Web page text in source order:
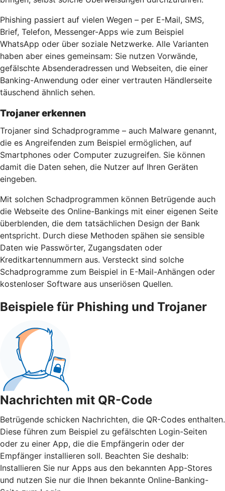
Phishing passiert auf vielen Wegen – per E-Mail, SMS,
Brief, Telefon, Messenger-Apps wie zum Beispiel
WhatsApp oder über soziale Netzwerke. Alle Varianten
haben aber eines gemeinsam: Sie nutzen Vorwände,
gefälschte Absenderadressen und Webseiten, die einer
Banking-Anwendung oder einer vertrauten Händlerseite
täuschend ähnlich sehen.
Trojaner erkennen
Trojaner sind Schadprogramme – auch Malware genannt,
die es Angreifenden zum Beispiel ermöglichen, auf
Smartphones oder Computer zuzugreifen. Sie können
damit die Daten sehen, die Nutzer auf Ihren Geräten
eingeben.
Mit solchen Schadprogrammen können Betrügende auch
die Webseite des Online-Bankings mit einer eigenen Seite
überblenden, die dem tatsächlichen Design der Bank
entspricht. Durch diese Methoden spähen sie sensible
Daten wie Passwörter, Zugangsdaten oder
Kreditkartennummern aus. Versteckt sind solche
Schadprogramme zum Beispiel in E-Mail-Anhängen oder
kostenloser Software aus unseriösen Quellen.
Beispiele für Phishing und Trojaner
Nachrichten mit QR-Code
Betrügende schicken Nachrichten, die QR-Codes enthalten.
Diese führen zum Beispiel zu gefälschten Login-Seiten
oder zu einer App, die die Empfängerin oder der
Empfänger installieren soll. Beachten Sie deshalb:
Installieren Sie nur Apps aus den bekannten App-Stores
und nutzen Sie nur die Ihnen bekannte Online-Banking-